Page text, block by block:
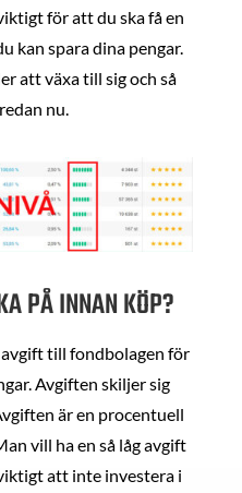
för att du ska få en
kan spara dina pengar.
att växa till sig och så
nu.
PÅ INNAN KÖP?
till fondbolagen för
Avgiften skiljer sig
är en procentuell
vill ha en så låg avgift
att inte investera i